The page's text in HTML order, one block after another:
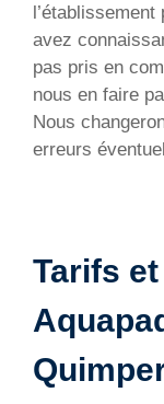
avez
pas pris en
nous en faire
Nous
erreurs
Tarifs